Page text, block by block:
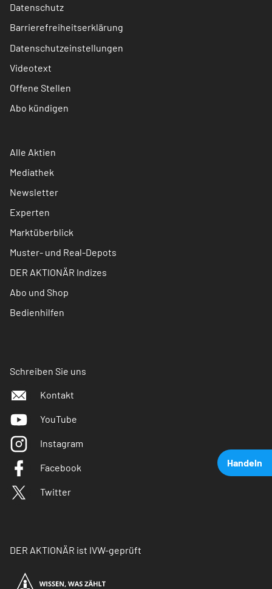
Handeln
Datenschutz
Barrierefreiheitserklärung
Datenschutzeinstellungen
Videotext
Offene Stellen
Abo kündigen
Alle Aktien
Mediathek
Newsletter
Experten
Marktüberblick
Muster- und Real-Depots
DER AKTIONÄR Indizes
Abo und Shop
Bedienhilfen
Schreiben Sie uns
Kontakt
YouTube
Instagram
Facebook
Twitter
DER AKTIONÄR ist IVW-geprüft